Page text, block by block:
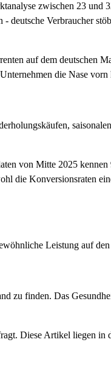
zwischen 23 und
deutsche Verbraucher
auf dem deutschen
die Nase vorn
von Mitte 2025
die Konversionsraten
Leistung auf
zu finden. Das
Diese Artikel liegen in